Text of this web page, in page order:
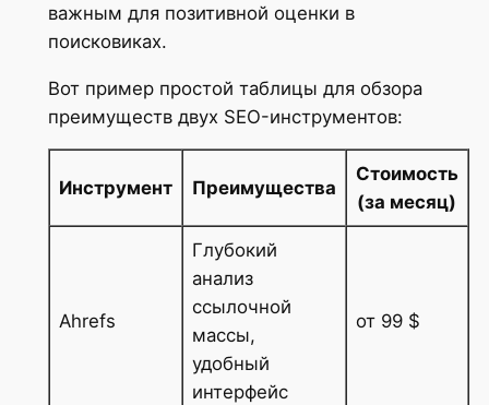
важным для позитивной оценки в
поисковиках.
Вот пример простой таблицы для обзора
преимуществ двух SEO-инструментов:
Инструмент Преимущества
Стоимость
(за месяц)
Ahrefs
Глубокий
анализ
ссылочной
массы,
удобный
интерфейс
от 99 $